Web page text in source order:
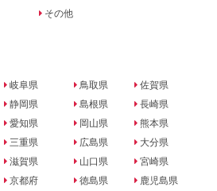
その他
岐阜県
静岡県
愛知県
三重県
滋賀県
京都府
鳥取県
島根県
岡山県
広島県
山口県
徳島県
佐賀県
長崎県
熊本県
大分県
宮崎県
鹿児島県